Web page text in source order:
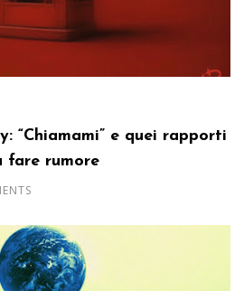
“Chiamami” e quei rapporti
fare rumore